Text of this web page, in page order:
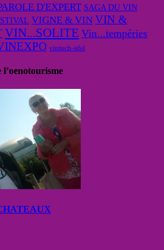
D'EXPERT SAGA DU VIN
VIGNE & VIN VIN &
VIN...SOLITE Vin...tempéries
vinitech-sifel